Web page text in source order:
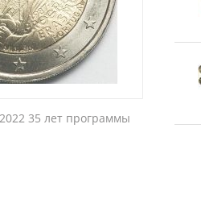
35 лет программы